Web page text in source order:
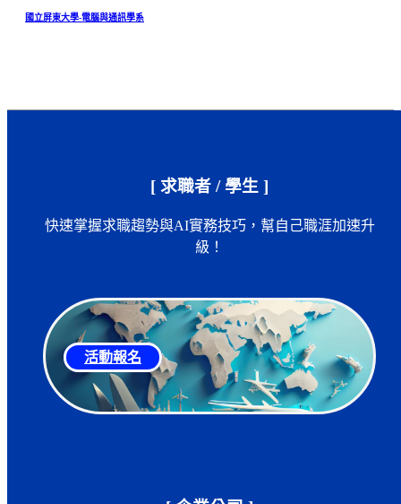
國立屏東大學-電腦與通訊學系
[ 求職者 / 學生 ]
快速掌握求職趨勢與AI實務技巧，幫自己職涯加速升
級！
活動報名